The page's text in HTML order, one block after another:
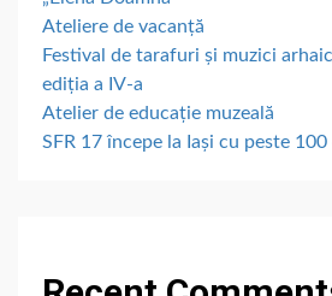
Ateliere de vacanță
Festival de tarafuri și muzici
ediția a IV-a
Atelier de educație muzeală
SFR 17 începe la Iași cu peste